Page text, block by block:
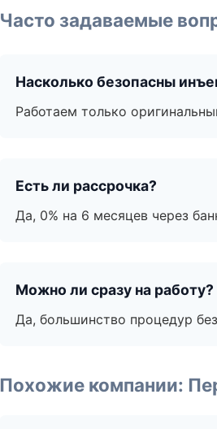
Часто задаваемые
Насколько безопасны
Работаем только
Есть ли рассрочка?
Да, 0% на 6 месяцев через
Можно ли сразу на работу?
Да, большинство процедур
Похожие компании: